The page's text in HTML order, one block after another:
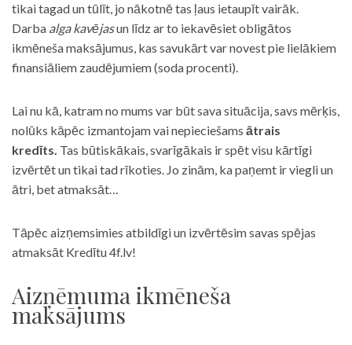
tikai tagad un tūlīt, jo nākotnē tas ļaus ietaupīt vairāk.
Darba alga kavējasun līdz ar to iekavēsiet obligātos
ikmēneša maksājumus, kas savukārt var novest pie lielākiem
finansiāliem zaudējumiem (soda procenti).
Lai nu kā, katram no mums var būt sava situācija, savs mērķis,
nolūks kāpēc izmantojam vai nepieciešams ātrais
kredīts. Tas būtiskākais, svarīgākais ir spēt visu kārtīgi
izvērtēt un tikai tad rīkoties. Jo zinām, ka paņemt ir viegli un
ātri, bet atmaksāt…
Tāpēc aizņemsimies atbildīgi un izvērtēsim savas spējas
atmaksāt Kredītu 4f.lv!
Aizņēmuma ikmēneša
maksājums